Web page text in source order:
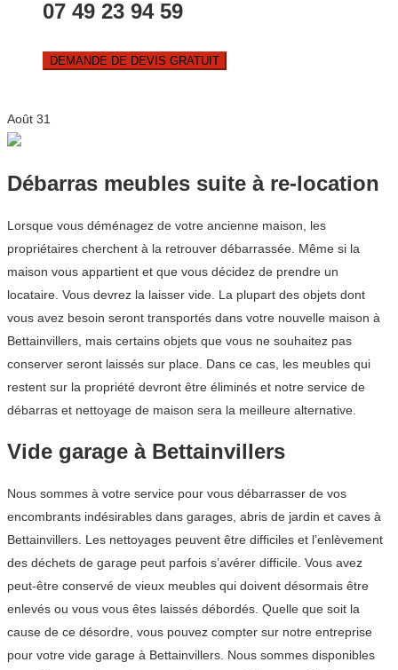
07 49 23 94 59
DEMANDE DE DEVIS GRATUIT
Août 31
Débarras meubles suite à re-location
Lorsque vous déménagez de votre ancienne maison, les
propriétaires cherchent à la retrouver débarrassée. Même si la
maison vous appartient et que vous décidez de prendre un
locataire. Vous devrez la laisser vide. La plupart des objets dont
vous avez besoin seront transportés dans votre nouvelle maison à
Bettainvillers, mais certains objets que vous ne souhaitez pas
conserver seront laissés sur place. Dans ce cas, les meubles qui
restent sur la propriété devront être éliminés et notre service de
débarras et nettoyage de maison sera la meilleure alternative.
Vide garage à Bettainvillers
Nous sommes à votre service pour vous débarrasser de vos
encombrants indésirables dans garages, abris de jardin et caves à
Bettainvillers. Les nettoyages peuvent être difficiles et l’enlèvement
des déchets de garage peut parfois s’avérer difficile. Vous avez
peut-être conservé de vieux meubles qui doivent désormais être
enlevés ou vous vous êtes laissés débordés. Quelle que soit la
cause de ce désordre, vous pouvez compter sur notre entreprise
pour votre vide garage à Bettainvillers. Nous sommes disponibles